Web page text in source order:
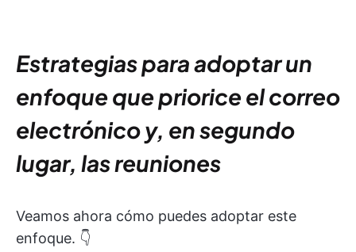
Estrategias para adoptar un
enfoque que priorice el correo
electrónico y, en segundo
lugar, las reuniones
Veamos ahora cómo puedes adoptar este
enfoque. 👇